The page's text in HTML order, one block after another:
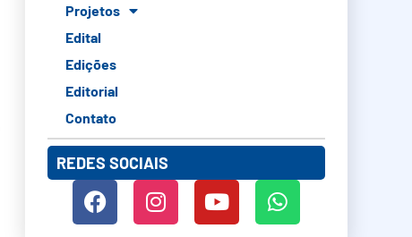
Projetos
Edital
Edições
Editorial
Contato
REDES SOCIAIS